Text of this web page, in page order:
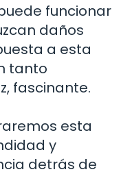
funcionar
daños
a esta
tanto
fascinante.
esta
y
detrás de